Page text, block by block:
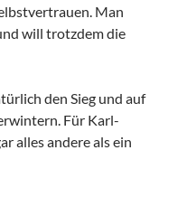
Man
will trotzdem die
den Sieg und auf
Für Karl-
alles andere als ein